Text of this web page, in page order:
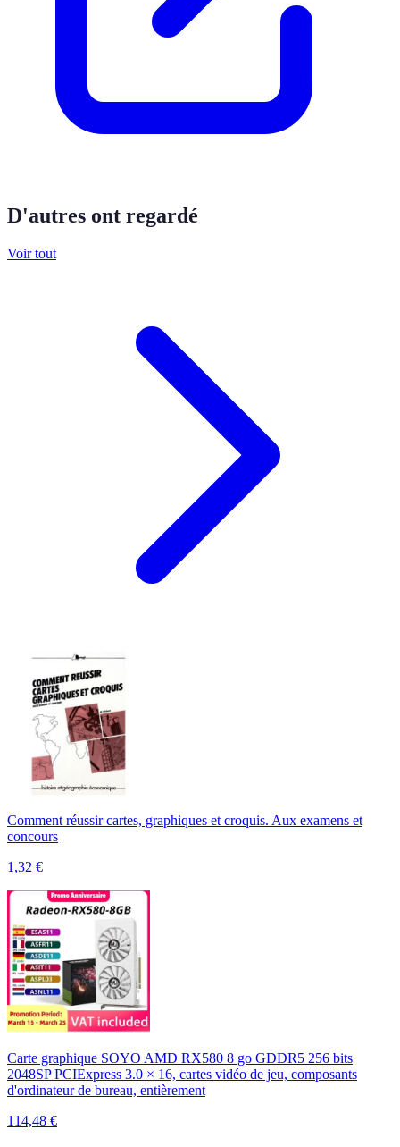
D'autres ont regardé
Voir tout
Comment réussir cartes, graphiques et croquis. Aux examens et
concours
1,32 €
Carte graphique SOYO AMD RX580 8 go GDDR5 256 bits
2048SP PCIExpress 3.0 × 16, cartes vidéo de jeu, composants
d'ordinateur de bureau, entièrement
114,48 €